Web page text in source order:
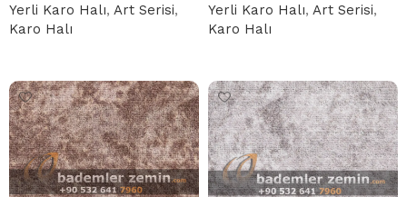
Yerli Karo Halı, Art Serisi,
Karo Halı
Yerli Karo Halı, Art Serisi,
Karo Halı